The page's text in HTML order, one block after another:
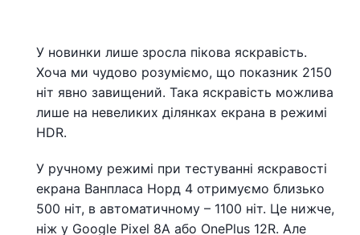
У новинки лише зросла пікова яскравість.
Хоча ми чудово розуміємо, що показник 2150
ніт явно завищений. Така яскравість можлива
лише на невеликих ділянках екрана в режимі
HDR.
У ручному режимі при тестуванні яскравості
екрана Ванпласа Норд 4 отримуємо близько
500 ніт, в автоматичному – 1100 ніт. Це нижче,
ніж у Google Pixel 8A або OnePlus 12R. Але